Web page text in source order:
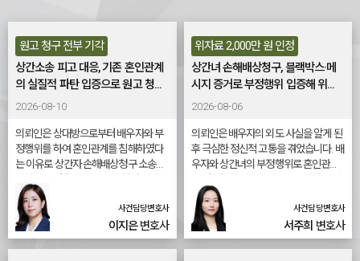
인정될 가능성이 높아진다. 반면 혼인
상태를 알지 못했고 알기 어려운 사정
이 있었다면 책임이 제한되거나 부정
될 여지도 있다. 전문가들은 “별거는
설명한다. 별거 기간이 길더라도 이혼
판결이나 협의이혼 신고가 이루어지
기 전까지는 법률상 혼인 관계가 유지
되기 때문에, 관계 형성 시점에 대한
신중한 판단이 필요하다는 것이다. 별
거중외도 분쟁에서는 감정적 대응이
오히려 상황을 악화시키는 경우가 많
야 예상치 못한 손해를 막을 수 있다는 것이다.이혼상담전화는 갈등이 심화되기 전 상
황을 객관적으로 정리하고 해결 방향을 모색하는 첫 단계로 활용될 수 있다. 협의, 조정,
소송 등 다양한 절차가 존재하는 만큼, 개인 상황에 맞는 방법을 선택하는 것이 중요하
다는 점이 법조계에서 강조되고 있다.도움말: 법무법인 오현 노필립 이혼전문변호
이 협의로 해결되지 않을 경우 가정법원의 조정 절차나 상속재산분할 심판으로 이어진
다. 이때 상속인의 관계, 재산 형성 경위, 기여도, 생전 의사 등이 종합적으로 고려되며,
장기적인 소송으로 이어지는 경우도 많다.전문가들은 “상속 문제는 감정적 갈등이 크
게 작용하는 만큼 사전에 법적 기준을 이해하는 것이 중요하다”고 설명한다. 유언장 작
부터 분쟁 발생 이후 조정·소송 절차까지 전반적인 방향을 제시하는 역할을 한다. 상속
은 가족관계와 재산권이 동시에 걸린 문제인 만큼, 감정적 대응보다 절차와 법리에 근
거한 신중한 접근이 필요하다”고 강조했다.기사 자세히보기
원고 청구 전부 기각
상간소송 피고 대응, 기존 혼인관계
의 실질적 파탄 입증으로 원고 청...
2026-08-10
의뢰인은 상대방으로부터 배우자와 부
정행위를 하여 혼인관계를 침해하였다
는 이유로 상간자 손해배상청구 소송을
인과 상대방 배우자의 관계 이전부터 원
고 부부의 혼인관계가 이미 실질적으로
파탄된 상태였는지를 객관적인 자료로
입증하는 것이었습니다. 법무법인 오현
사건담당변호사
이지은변호사
위자료 2,000만 원 인정
상간녀 손해배상청구, 블랙박스·메
시지 증거로 부정행위 입증해 위...
2026-08-06
의뢰인은 배우자의 외도 사실을 알게 된
후 극심한 정신적 고통을 겪었습니다. 배
우자와 상간녀의 부정행위로 혼인관계
인은 상간녀를 상대로 위자료를 청구하
기 위해 법무법인 오현에 도움을 요청하
였습니다. 법무법인 오현은 블랙박스 영
상과 배우자 및 상간녀가 주고받은 메시
사건담당변호사
서주희 변호사